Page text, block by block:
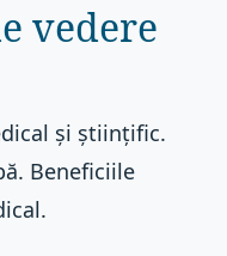
vedere
și științific.
Beneficiile